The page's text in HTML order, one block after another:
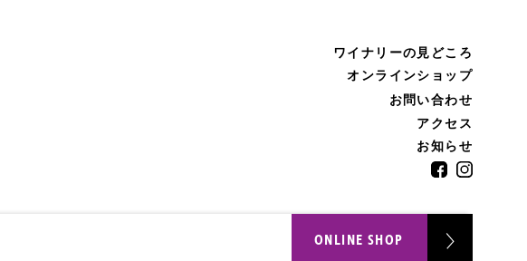
ONLINE SHOP
ワイナリーの見どころ
オンラインショップ
お問い合わせ
アクセス
お知らせ